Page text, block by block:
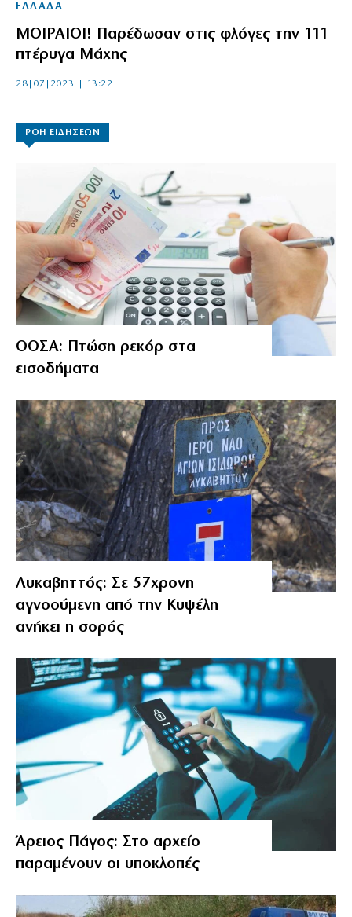
ΕΛΛΑΔΑ
ΜΟΙΡΑΙΟΙ! Παρέδωσαν στις φλόγες την 111
πτέρυγα Μάχης
28|07|2023 | 13:22
ΡΟΗ ΕΙΔΗΣΕΩΝ
ΟΟΣΑ: Πτώση ρεκόρ στα
εισοδήματα
Λυκαβηττός: Σε 57χρονη
αγνοούμενη από την Κυψέλη
ανήκει η σορός
Άρειος Πάγος: Στο αρχείο
παραμένουν οι υποκλοπές